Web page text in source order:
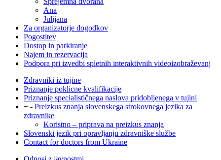
Ana
Julijana
Za organizatorje dogodkov
Pogostitev
Dostop in parkiranje
Najem in rezervacija
Podpora pri izvedbi spletnih interaktivnih videoizobraževanj
Zdravniki iz tujine
Priznanje poklicne kvalifikacije
Priznanje specialističnega naslova pridobljenega v tujini
+ - Preizkus znanja slovenskega strokovnega jezika za
zdravnike
Koristno – priprava na preizkus znanja
Slovenski jezik pri opravljanju zdravniške službe
Contact for doctors from Ukraine